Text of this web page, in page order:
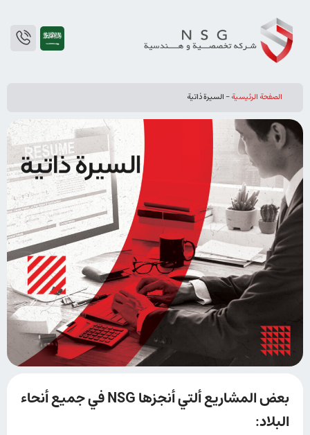
الصفحة الرئيسية-السيرة ذاتية
بعض المشاريع ألتي أنجزها NSG في جميع أنحاء
البلاد: